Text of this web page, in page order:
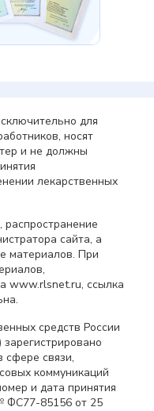
для
носят
и не должны
лекарственных
сайта, а
материалов. При
www.rlsnet.ru, ссылка
средств России
сфере связи,
коммуникаций
и дата принятия
ФС77-85156 от 25